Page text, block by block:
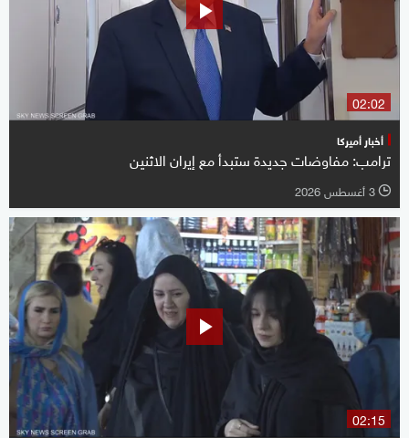
02:02
أخبار أميركا
ترامب: مفاوضات جديدة ستبدأ مع إيران الاثنين
l 3 أغسطس 2026
02:15